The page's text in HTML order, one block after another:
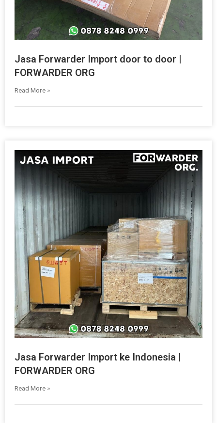
Jasa Forwarder Import door to door |
FORWARDER ORG
Read More »
Jasa Forwarder Import ke Indonesia |
FORWARDER ORG
Read More »